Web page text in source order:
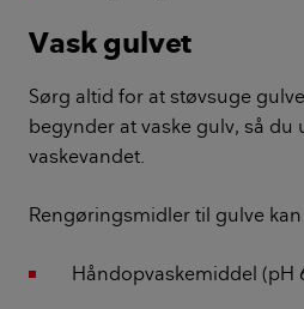
Vask gulvet
Sørg altid for at støvsuge
begynder at vaske gulv, så
vaskevandet.
Rengøringsmidler til gulve
Håndopvaskemiddel (pH